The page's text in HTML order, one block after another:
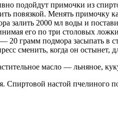
подойдут примочки из
повязкой. Менять примочку
залить 2000 мл воды и
его по три столовых
грамм подмора засыпать в
сменить, когда он остынет,
масло — льняное,
Спиртовой настой